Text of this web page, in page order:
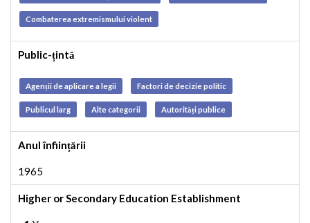
Combaterea extremismului violent
Public-țintă
Agenții de aplicare a legii Factori de decizie politic
Publicul larg Alte categorii Autorități publice
Anul înființării
1965
Higher or Secondary Education Establishment